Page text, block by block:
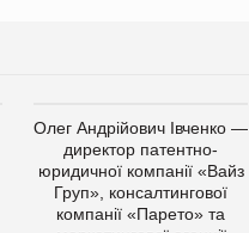
Олег Андрійович Івченко —
директор патентно-
юридичної компанії «Вайз
Груп», консалтингової
компанії «Парето» та